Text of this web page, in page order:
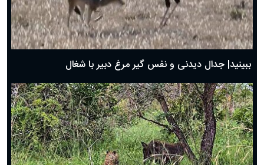
دعای روز اول ماه مبارک رمضان، ۳۰ بهمن ۱۴۰۴
حضرت زینب(س) چگونه از دنیا رفت؟
بهترین پیامک تبریک روز پدر ۱۴۰۴؛ جملات زیبا و صمیمانه
ببینید| جدال دیدنی و نفس گیر مرغ دبیر با شغال